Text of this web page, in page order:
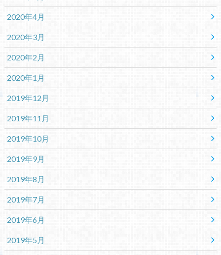
2020年4月
2020年3月
2020年2月
2020年1月
2019年12月
2019年11月
2019年10月
2019年9月
2019年8月
2019年7月
2019年6月
2019年5月